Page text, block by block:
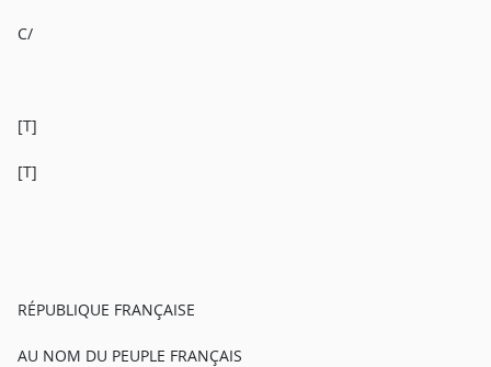
C/
[T]
[T]
RÉPUBLIQUE FRANÇAISE
AU NOM DU PEUPLE FRANÇAIS